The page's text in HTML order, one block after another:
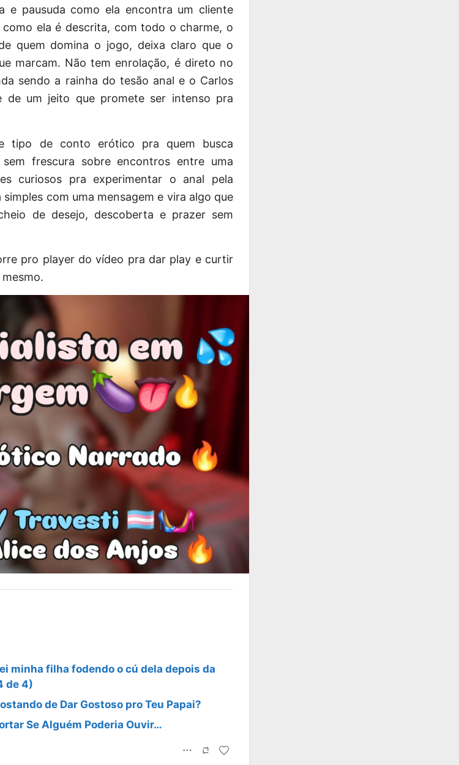
e pausuda como ela encontra um cliente
ela é descrita, com todo o charme, o
quem domina o jogo, deixa claro que o
marcam. Não tem enrolação, é direto no
sendo a rainha do tesão anal e o Carlos
de um jeito que promete ser intenso pra
tipo de conto erótico pra quem busca
frescura sobre encontros entre uma
curiosos pra experimentar o anal pela
com uma mensagem e vira algo que
de desejo, descoberta e prazer sem
pro player do vídeo pra dar play e curtir
minha filha fodendo o cú dela depois da
de 4)
de Dar Gostoso pro Teu Papai?
Se Alguém Poderia Ouvir…